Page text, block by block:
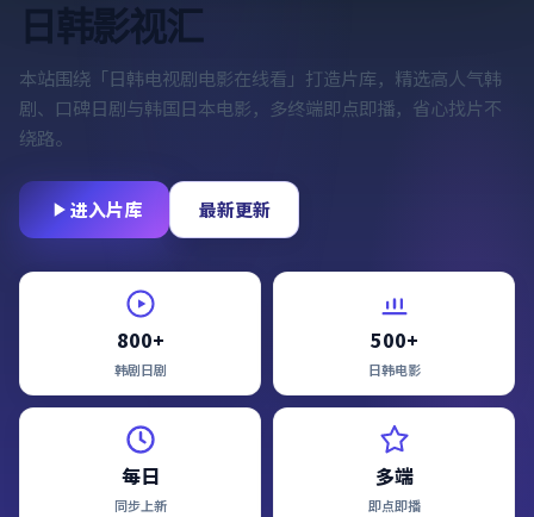
日韩影视汇
本站围绕「日韩电视剧电影在线看 」打造片库，精选高人气韩
剧、口碑日剧与韩国日本电影，多终端即点即播，省心找片不
绕路。
进入片库 最新更新
800+
韩剧日剧
500+
日韩电影
每日
同步上新
多端
即点即播